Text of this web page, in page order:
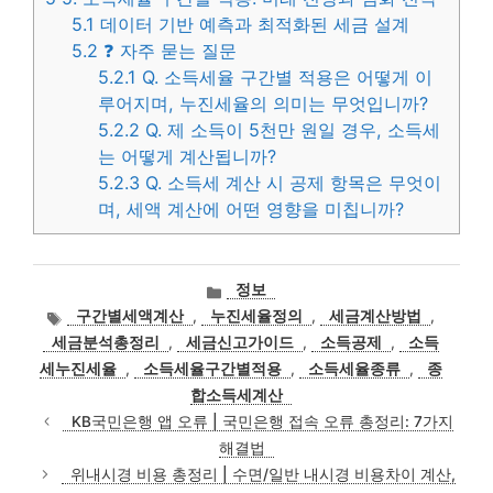
5.1 데이터 기반 예측과 최적화된 세금 설계
5.2 ❓ 자주 묻는 질문
5.2.1 Q. 소득세율 구간별 적용은 어떻게 이
루어지며, 누진세율의 의미는 무엇입니까?
5.2.2 Q. 제 소득이 5천만 원일 경우, 소득세
는 어떻게 계산됩니까?
5.2.3 Q. 소득세 계산 시 공제 항목은 무엇이
며, 세액 계산에 어떤 영향을 미칩니까?
카
테
고
리
정보
태
그
구간별세액계산 , 누진세율정의 , 세금계산방법
,
세금분석총정리
, 세금신고가이드 , 소득공제 ,
소득
세누진세율 , 소득세율구간별적용 , 소득세율종류 ,
종
합소득세계산
KB국민은행 앱 오류 | 국민은행 접속 오류 총정리: 7가지
해결법
위내시경 비용 총정리 | 수면/일반 내시경 비용차이 계산,